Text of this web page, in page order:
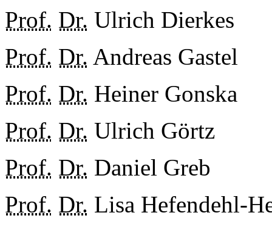
Prof. Dr. Ulrich Dierkes
Prof. Dr. Andreas Gastel
Prof. Dr. Heiner Gonska
Prof. Dr. Ulrich Görtz
Prof. Dr. Daniel Greb
Prof. Dr. Lisa Hefendehl-